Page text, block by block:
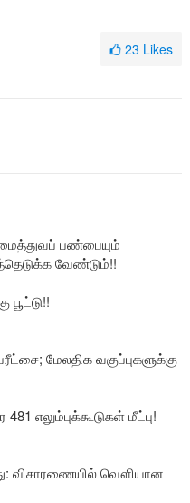
23 Likes
பண்பையும்
வேண்டும்!!
பூட்டு!!
மேலதிக வகுப்புகளுக்கு
எலும்புக்கூடுகள் மீட்பு!
விசாரணையில் வௌியான